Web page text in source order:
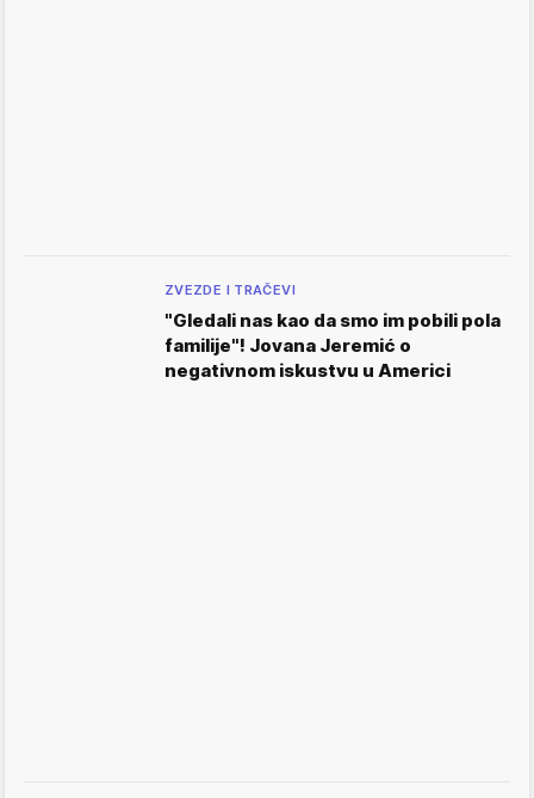
ZVEZDE I TRAČEVI
"Gledali nas kao da smo im pobili pola
familije"! Jovana Jeremić o
negativnom iskustvu u Americi